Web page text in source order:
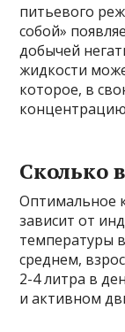
питьевого
собой»
добычей
жидкости
которое, в
Сколько
Оптимальное
зависит от
температуры
среднем,
2-4 литра в
и активном